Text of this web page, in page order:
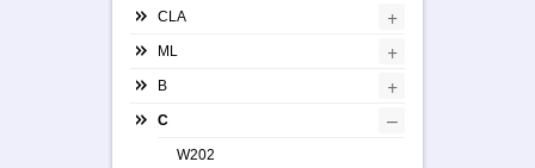
CLA +
ML +
B +
C –
W202